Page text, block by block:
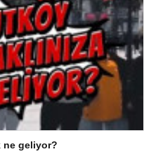
ne geliyor?